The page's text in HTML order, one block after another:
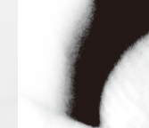
目的別に探す
MAGIC 101 マジッ